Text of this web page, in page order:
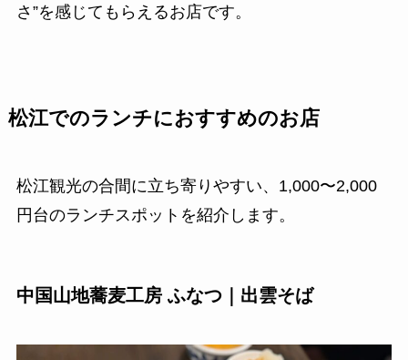
さ”を感じてもらえるお店です。
松江でのランチにおすすめのお店
松江観光の合間に立ち寄りやすい、1,000〜2,000
円台のランチスポットを紹介します。
中国山地蕎麦工房 ふなつ｜出雲そば